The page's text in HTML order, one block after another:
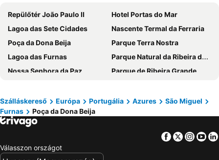
ANC Experience Resort
Furnas Lake Forest Living
Repülőtér João Paulo II
Hotel Portas do Mar
Lagoa das Sete Cidades
Nascente Termal da Ferraria
Poça da Dona Beija
Parque Terra Nostra
Lagoa das Furnas
Parque Natural da Ribeira dos Caldeirões
Nossa Senhora da Paz
Parque de Ribeira Grande
Parque Atlântico
Portas da Cidade
Sete Cidades Lagoon
Repülőtér de Santa Maria
Praia da Silveira
Szálláskereső Európa Portugália Azures
São Miguel
Furnas
Poça da Dona Beija
Facebook
Twitter
Válasszon országot